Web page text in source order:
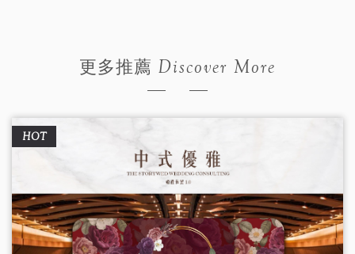
更多推薦 Discover More
HOT